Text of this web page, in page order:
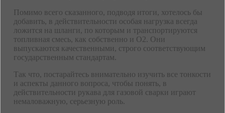
Помимо всего сказанного, подводя итоги, хотелось бы
добавить, в действительности особая нагрузка всегда
ложится на шланги, по которым и транспортируются
топливная смесь, как собственно и O2. Они
выпускаются качественными, строго соответствующим
государственным стандартам.
Так что, постарайтесь внимательно изучить все тонкости
и аспекты данного вопроса, чтобы понять, в
действительности рукава для газовой сварки играют
немаловажную, серьезную роль.